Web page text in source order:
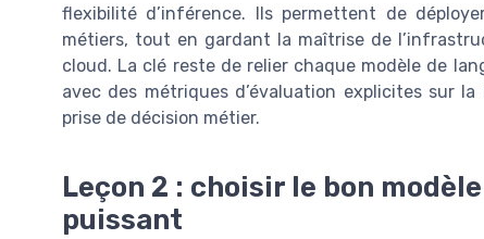
flexibilité d’inférence. Ils permettent de
métiers, tout en gardant la maîtrise de
cloud. La clé reste de relier chaque modèle de
avec des métriques d’évaluation explicites sur
prise de décision métier.
Leçon 2 : choisir le bon
puissant